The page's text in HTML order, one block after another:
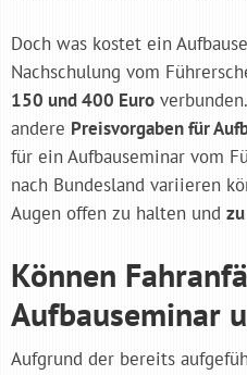
Doch was kostet ein
Nachschulung vom
150 und 400 Euro
andere Preisvorgaben für
für ein Aufbauseminar vom
nach Bundesland variieren
Augen offen zu halten und
Können
Aufbauseminar
Aufgrund der bereits